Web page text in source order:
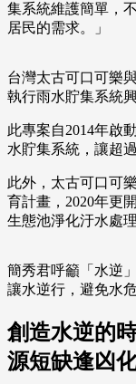
集系統維護簡單，
居民的需求。」
台灣太古可口可樂
執行雨水貯集系統
此專案自2014年啟
水貯集系統，讓超
此外，太古可口可
育計畫，2020年更
生態池淨化汙水處
簡秀君呼籲「水逆
讓水逆行，避免水危
創造水逆的
源短缺逢凶